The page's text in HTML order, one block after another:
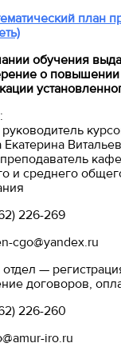
план
обучения
о повышении
Екатерина
и среднего
226-269
cgo@yandex.ru
—
договоров,
226-260
iro.ru